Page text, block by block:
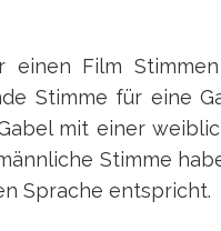
einen Film
Stimme für eine
mit einer
Stimme
Sprache entspricht.